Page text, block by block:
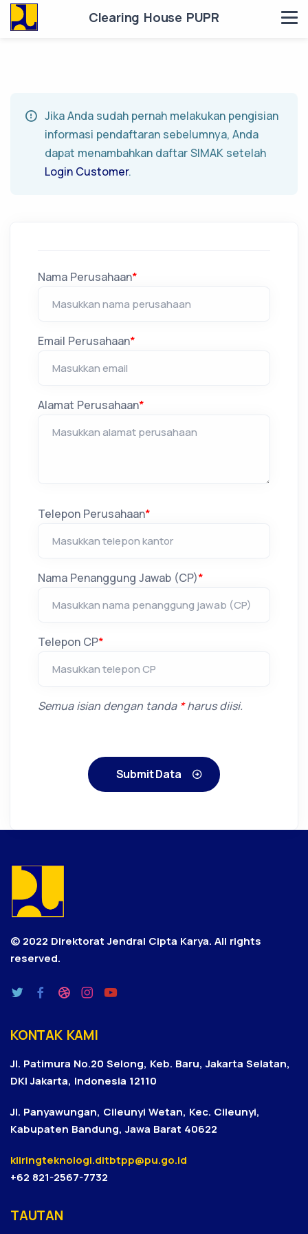
Clearing House PUPR
Jika Anda sudah pernah melakukan pengisian
informasi pendaftaran sebelumnya, Anda
dapat menambahkan daftar SIMAK setelah
Login Customer.
Nama Perusahaan*
Email Perusahaan*
Alamat Perusahaan*
Telepon Perusahaan*
Nama Penanggung Jawab (CP)*
Telepon CP*
Semua isian dengan tanda *harus diisi.
Submit Data
© 2022 Direktorat Jendral Cipta Karya. All rights
reserved.
KONTAK KAMI
Jl. Patimura No.20 Selong, Keb. Baru, Jakarta Selatan,
DKI Jakarta, Indonesia 12110
Jl. Panyawungan, Cileunyi Wetan, Kec. Cileunyi,
Kabupaten Bandung, Jawa Barat 40622
kliringteknologi.ditbtpp@pu.go.id
+62 821-2567-7732
TAUTAN